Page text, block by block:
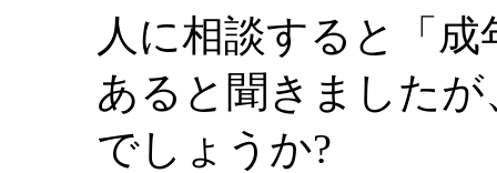
人に相談すると「
あると聞きました
でしょうか?